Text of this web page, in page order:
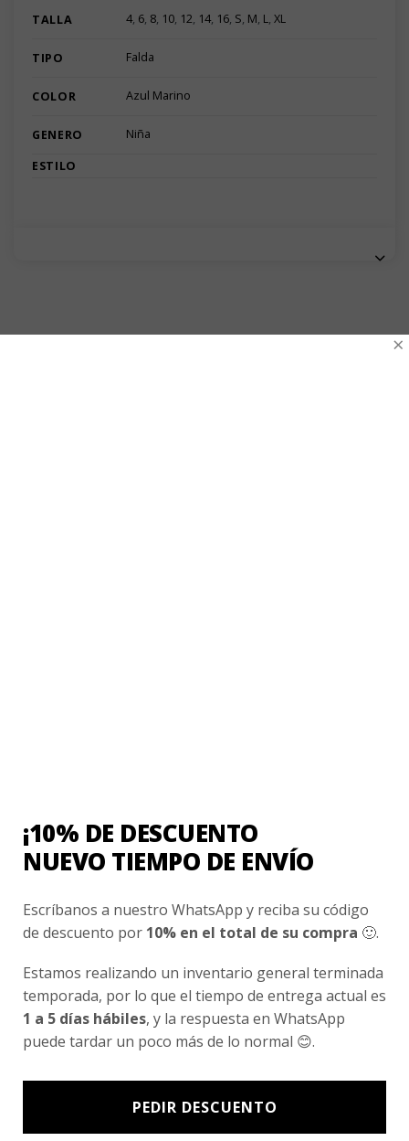
TALLA 4, 6, 8, 10, 12, 14, 16, S, M, L,XL
TIPO Falda
COLOR Azul Marino
GENERO Niña
ESTILO
Ventas Por Mayor
¡10% DE DESCUENTO
NUEVO TIEMPO DE ENVÍO
Escríbanos a nuestro WhatsApp y reciba su código
de descuento por 10% en el total de su compra 🙂.
Estamos realizando un inventario general terminada
temporada, por lo que el tiempo de entrega actual es
1 a 5 días hábiles, y la respuesta en WhatsApp
puede tardar un poco más de lo normal 😊.
PEDIR DESCUENTO
×